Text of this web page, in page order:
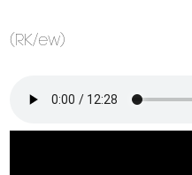
(RK/ew)